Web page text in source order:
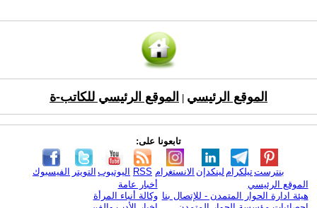
الموقع الرئيسي الموقع الرئيسي للكاتب-ة
تابعونا على:
الفيسبوك التويتر اليوتيوب RSS الانستغرام لينكدإن تيلكرامبنترست
الموقع الرئيسي
هيئة ادارة الحوار المتمدن - للإتصال بنا
أخبار عامة
وكالة أنباء المرأة